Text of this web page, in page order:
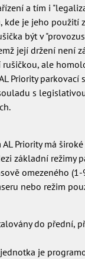
a tím i
kde je jeho použití
být v
její držení není
rušičkou, ale
Priority parkovací
s
AL Priority má
základní režimy
omezeného (1-
nebo režim
do přední,
je